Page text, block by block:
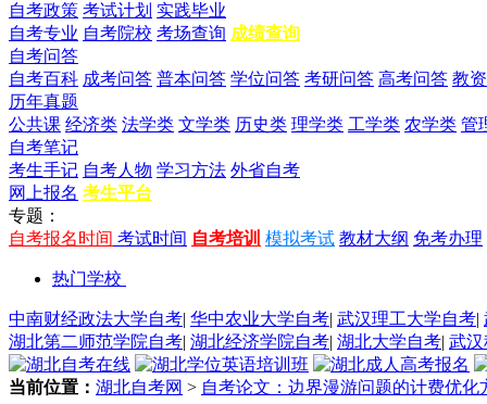
自考政策 考试计划 实践毕业
自考专业 自考院校 考场查询 成绩查询
自考问答
自考百科 成考问答 普本问答 学位问答 考研问答 高考问答 教
历年真题
公共课 经济类 法学类 文学类 历史类 理学类 工学类 农学类 管
自考笔记
考生手记 自考人物 学习方法 外省自考
网上报名 考生平台
专题：
自考报名时间 考试时间 自考培训 模拟考试 教材大纲 免考办理
热门学校
中南财经政法大学自考| 华中农业大学自考| 武汉理工大学自考|
湖北第二师范学院自考| 湖北经济学院自考| 湖北大学自考| 武
当前位置： 湖北自考网 > 自考论文：边界漫游问题的计费优化